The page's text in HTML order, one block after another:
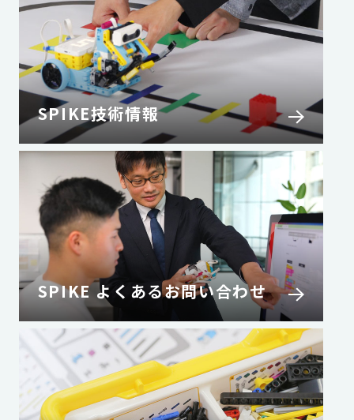
SPIKE技術情報
SPIKE よくあるお問い合わせ